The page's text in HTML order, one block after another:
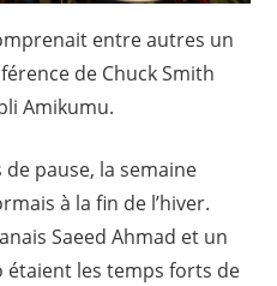
entre autres un
de Chuck Smith
Amikumu.
pause, la semaine
à la fin de l’hiver.
Saeed Ahmad et un
les temps forts de